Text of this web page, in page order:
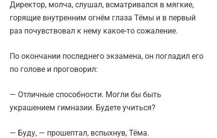
Директор, молча, слушал, всматривался в мягкие,
горящие внутренним огнём глаза Тёмы и в первый
раз почувствовал к нему какое-то сожаление.
По окончании последнего экзамена, он погладил его
по голове и проговорил:
— Отличные способности. Могли бы быть
украшением гимназии. Будете учиться?
— Буду, — прошептал, вспыхнув, Тёма.